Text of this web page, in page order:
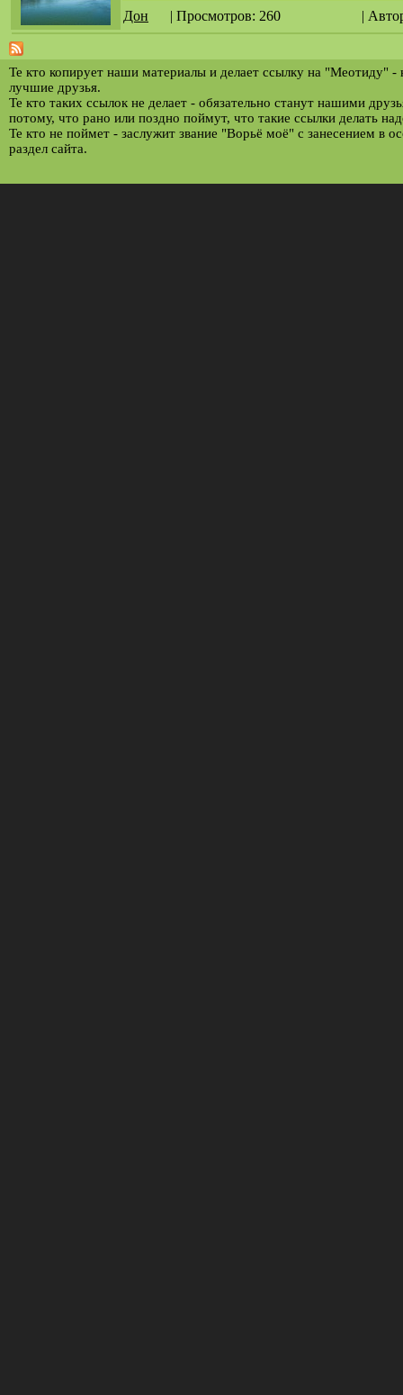
Дон | Просмотров: 260 |
Те кто копирует наши материалы и делает ссылку на "Меотиду" -
лучшие друзья.
Те кто таких ссылок не делает - обязательно станут нашими
потому, что рано или поздно поймут, что такие ссылки делать
Те кто не поймет - заслужит звание "Ворьё моё" с занесением в
раздел сайта.